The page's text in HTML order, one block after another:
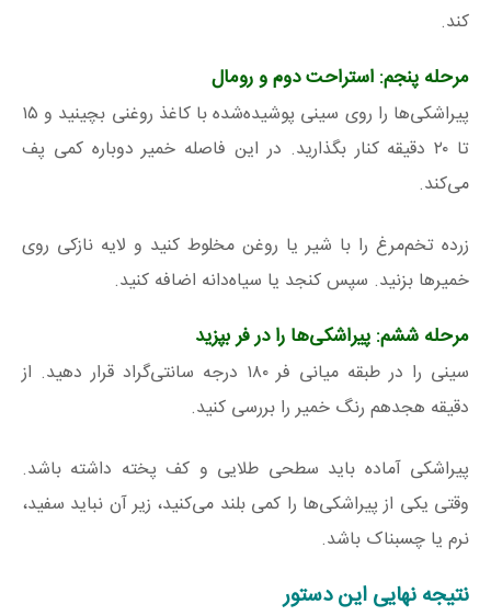
کند.
مرحله پنجم: استراحت دوم و رومال
پیراشکی‌ها را روی سینی پوشیده‌شده با کاغذ روغنی بچینید و ۱۵
تا ۲۰ دقیقه کنار بگذارید. در این فاصله خمیر دوباره کمی پف
می‌کند.
زرده تخم‌مرغ را با شیر یا روغن مخلوط کنید و لایه نازکی روی
خمیرها بزنید. سپس کنجد یا سیاه‌دانه اضافه کنید.
مرحله ششم: پیراشکی‌ها را در فر بپزید
سینی را در طبقه میانی فر ۱۸۰ درجه سانتی‌گراد قرار دهید. از
دقیقه هجدهم رنگ خمیر را بررسی کنید.
پیراشکی آماده باید سطحی طلایی و کف پخته داشته باشد.
وقتی یکی از پیراشکی‌ها را کمی بلند می‌کنید، زیر آن نباید سفید،
نرم یا چسبناک باشد.
نتیجه نهایی این دستور